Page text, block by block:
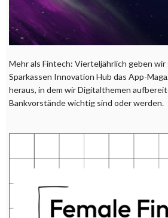
Mehr als Fintech: Vierteljährlich geben wir
Sparkassen Innovation Hub das App-
heraus, in dem wir Digitalthemen
Bankvorstände wichtig sind oder werden.